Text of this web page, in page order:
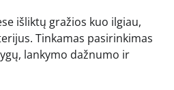
išliktų gražios kuo ilgiau,
Tinkamas pasirinkimas
lankymo dažnumo ir